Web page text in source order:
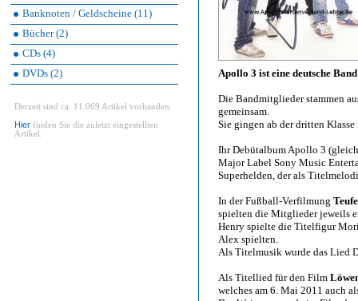
Banknoten / Geldscheine (11)
Bücher (2)
CDs (4)
DVDs (2)
Derzeit sind ca. 11.069 Artikel vorhanden.
Hier finden Sie die zuletzt eingestellten
Artikel.
Apollo 3 ist eine deutsche Band
Die Bandmitglieder stammen
gemeinsam.
Sie gingen ab der dritten
Ihr Debütalbum Apollo 3
Major Label Sony Music
Superhelden, der als
In der Fußball-Verfilmung
spielten die Mitglieder jeweils
Henry spielte die Titelfigur
Alex spielten.
Als Titelmusik wurde das Lied
Als Titellied für den Film
welches am 6. Mai 2011 auch